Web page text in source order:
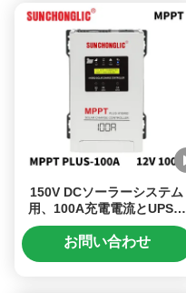
150V DCソーラーシステム
用、100A充電電流とUPS機
能を備えた24Vハイブリッド
MPPTソーラーチャージコン
お問い合わせ